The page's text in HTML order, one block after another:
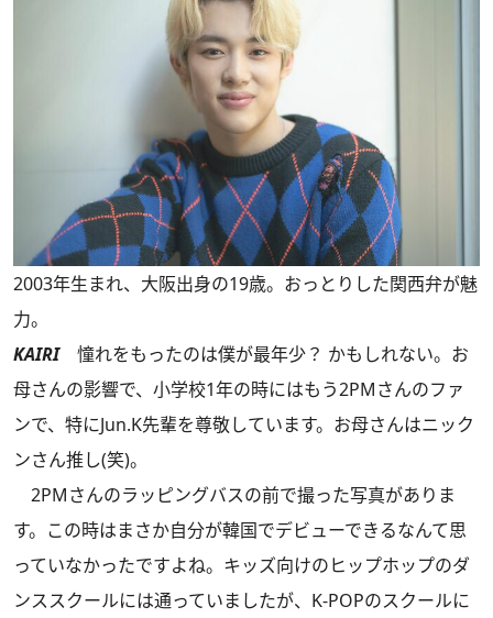
2003年生まれ、大阪出身の19歳。おっとりした関西弁が魅
力。
KAIRI憧れをもったのは僕が最年少？ かもしれない。お
母さんの影響で、小学校1年の時にはもう2PMさんのファ
ンで、特にJun.K先輩を尊敬しています。お母さんはニック
ンさん推し(笑)。
2PMさんのラッピングバスの前で撮った写真がありま
す。この時はまさか自分が韓国でデビューできるなんて思
っていなかったですよね。キッズ向けのヒップホップのダ
ンススクールには通っていましたが、K-POPのスクールに